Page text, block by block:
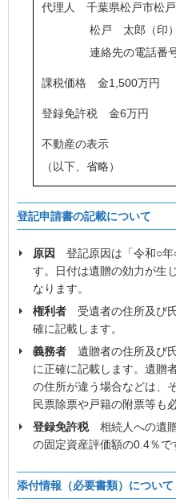
代理人 千葉県松戸市松戸
松戸 太郎（印）
連絡先の電話
課税価格 金1,500万円
登録免許税 金6万円
不動産の表示
（以下、省略）
登記申請書の記載について
原因
登記原因は「令和○年
す。日付は遺贈の効力が生
なります。
権利者 受遺者の住所及び
確に記載します。
義務者 遺贈者の住所及び
に正確に記載します。遺贈
の住所が違う場合などは、
民票除票や戸籍の附票等も
登録免許税相続人への遺贈
の固定資産評価額の0.4％で
添付情報（必要書類）について